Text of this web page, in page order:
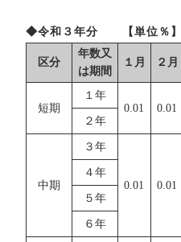
◆令和３年分 【単位％】
区分
年数又
は期間
１月 ２月
短期
１年
0.01
0.01
２年
中期
３年
0.01 0.01
４年
５年
６年